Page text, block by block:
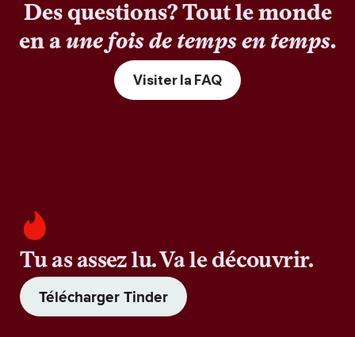
Des questions? Tout le monde
en aune fois de temps en temps.
Visiter la FAQ
Tu as assez lu. Va le découvrir.
Télécharger Tinder